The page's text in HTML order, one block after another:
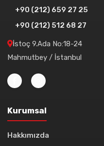
+90 (212) 659 27 25
+90 (212) 512 68 27
İstoç 9.Ada No:18-24
Mahmutbey / İstanbul
Kurumsal
Hakkımızda